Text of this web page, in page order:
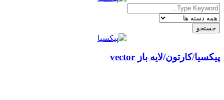
پیکسیا/ لایه باز vector کارتون